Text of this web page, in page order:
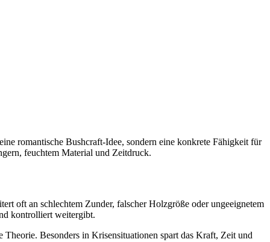
romantische Bushcraft-Idee, sondern eine konkrete Fähigkeit für
feuchtem Material und Zeitdruck.
oft an schlechtem Zunder, falscher Holzgröße oder ungeeignetem
kontrolliert weitergibt.
Besonders in Krisensituationen spart das Kraft, Zeit und